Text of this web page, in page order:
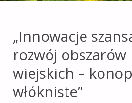
„Innowacje
rozwój obszarów
wiejskich –
włókniste”